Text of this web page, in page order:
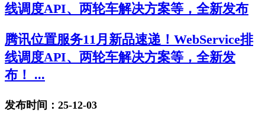
线调度API、两轮车解决方案等，全新发布
腾讯位置服务11月新品速递！WebService排
线调度API、两轮车解决方案等，全新发
布！ ...
发布时间：25-12-03